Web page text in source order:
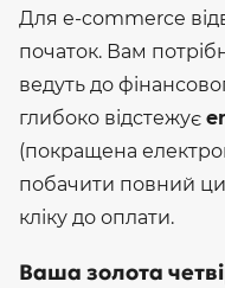
Для e-commerce
початок. Вам
ведуть до
глибоко відстежує
(покращена
побачити повний
кліку до оплати.
Ваша золота